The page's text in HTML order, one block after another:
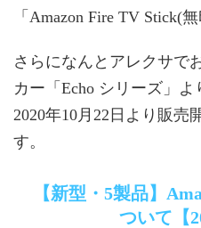
「Amazon Fire TV Stick(
さらになんとアレクサで
カー「Echo シリーズ」
2020年10月22日より販売
す。
【新型・5製品】
ついて【